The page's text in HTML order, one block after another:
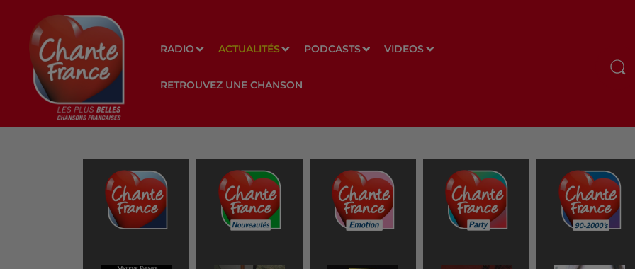
RADIO ACTUALITÉS PODCASTS VIDEOS
RETROUVEZ UNE CHANSON